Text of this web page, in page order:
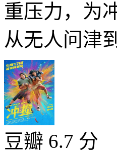
重压力，为
从无人问津
豆瓣 6.7 分